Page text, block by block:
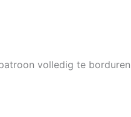
volledig te